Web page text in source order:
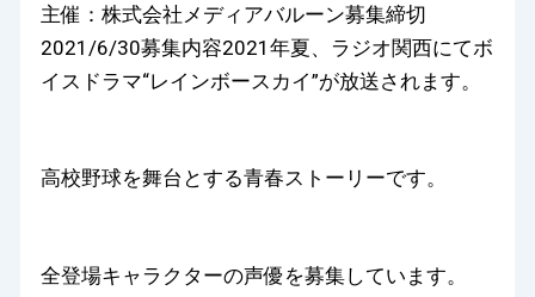
主催：株式会社メディアバルーン募集締切
2021/6/30募集内容2021年夏、ラジオ関西にてボ
イスドラマ“レインボースカイ”が放送されます。
高校野球を舞台とする青春ストーリーです。
全登場キャラクターの声優を募集しています。